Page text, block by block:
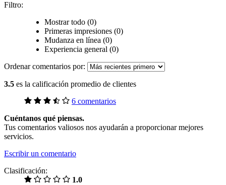
Filtro:
Mostrar todo (0)
Primeras impresiones (0)
Mudanza en línea (0)
Experiencia general (0)
Ordenar comentarios por:
3.5 es la calificación promedio de clientes
6 comentarios
Cuéntanos qué piensas.
Tus comentarios valiosos nos ayudarán a proporcionar mejores
servicios.
Escribir un comentario
Clasificación:
1.0